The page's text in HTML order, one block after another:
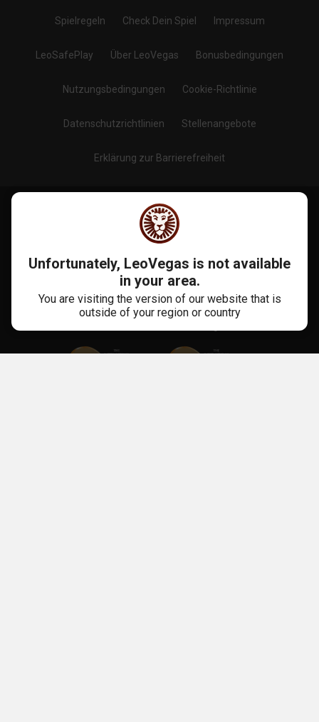
Spielregeln Check Dein Spiel Impressum
LeoSafePlay Über LeoVegas Bonusbedingungen
Nutzungsbedingungen Cookie-Richtlinie
Datenschutzrichtlinien Stellenangebote
Erklärung zur Barrierefreiheit
Folge uns auf
Unfortunately, LeoVegas is not available
in your area.
You are visiting the version of our website that is
outside of your region or country